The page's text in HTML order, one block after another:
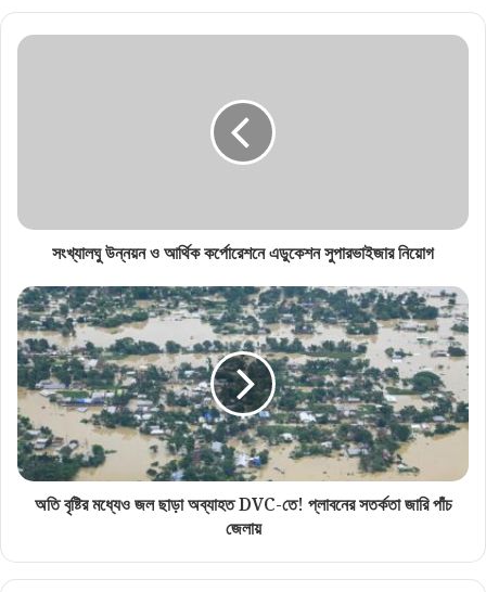
সংখ্যালঘু উন্নয়ন ও আর্থিক কর্পোরেশনে এডুকেশন সুপারভাইজার নিয়োগ
অতি বৃষ্টির মধ্যেও জল ছাড়া অব্যাহত DVC-তে! প্লাবনের সতর্কতা জারি পাঁচ
জেলায়